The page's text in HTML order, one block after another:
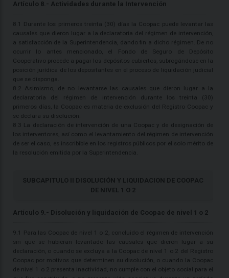
Artículo 8.- Actividades durante la Intervención
8.1 Durante los primeros treinta (30) días la Coopac puede levantar las
causales que dieron lugar a la declaratoria del régimen de intervención,
a satisfacción de la Superintendencia, dando fin a dicho régimen. De no
ocurrir lo antes mencionado, el Fondo de Seguro de Depósito
Cooperativo procede a pagar los depósitos cubiertos, subrogándose en la
posición jurídica de los depositantes en el proceso de liquidación judicial
que se disponga.
8.2 Asimismo, de no levantarse las causales que dieron lugar a la
declaratoria del régimen de intervención durante los treinta (30)
primeros días, la Coopac es materia de exclusión del Registro Coopac y
se declara su disolución.
8.3 La declaración de intervención de una Coopac y de designación de
los interventores, así como el levantamiento del régimen de intervención
de ser el caso, es inscribible en los registros públicos por el solo mérito de
la resolución emitida por la Superintendencia.
SUBCAPITULO II DISOLUCIÓN Y LIQUIDACION DE COOPAC
DE NIVEL 1 O 2
Artículo 9.- Disolución y liquidación de Coopac de nivel 1 o 2
9.1 Para las Coopac de nivel 1 o 2, concluido el régimen de intervención
sin que se hubieran levantado las causales que dieron lugar a su
declaración, o cuando se excluya a la Coopac de nivel 1 o 2 del Registro
Coopac por motivos que determinen su disolución, o cuando la Coopac
de nivel 1 o 2 presenta inactividad, no cumple con el objeto social para el